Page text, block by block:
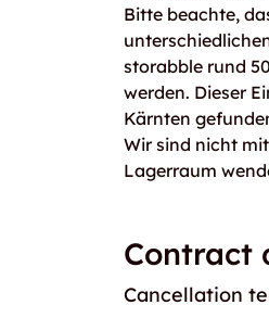
Bitte beachte,
storabble rund
werden. Dieser
Kärnten
Wir sind nicht
Lagerraum
Contract
Cancellation